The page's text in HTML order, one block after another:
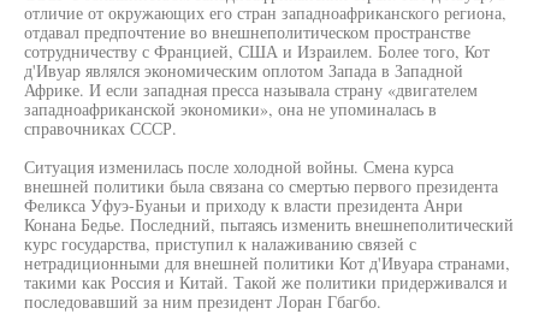
отличие от окружающих его стран западноафриканского региона,
отдавал предпочтение во внешнеполитическом пространстве
сотрудничеству с Францией, США и Израилем. Более того, Кот
д'Ивуар являлся экономическим оплотом Запада в Западной
Африке. И если западная пресса называла страну «двигателем
западноафриканской экономики», она не упоминалась в
справочниках СССР.
Ситуация изменилась после холодной войны. Смена курса
внешней политики была связана со смертью первого президента
Феликса Уфуэ-Буаньи и приходу к власти президента Анри
Конана Бедье. Последний, пытаясь изменить внешнеполитический
курс государства, приступил к налаживанию связей с
нетрадиционными для внешней политики Кот д'Ивуара странами,
такими как Россия и Китай. Такой же политики придерживался и
последовавший за ним президент Лоран Гбагбо.